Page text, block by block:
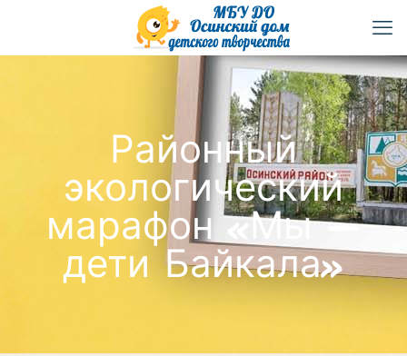
Районный
экологический
марафон «Мы —
дети Байкала»